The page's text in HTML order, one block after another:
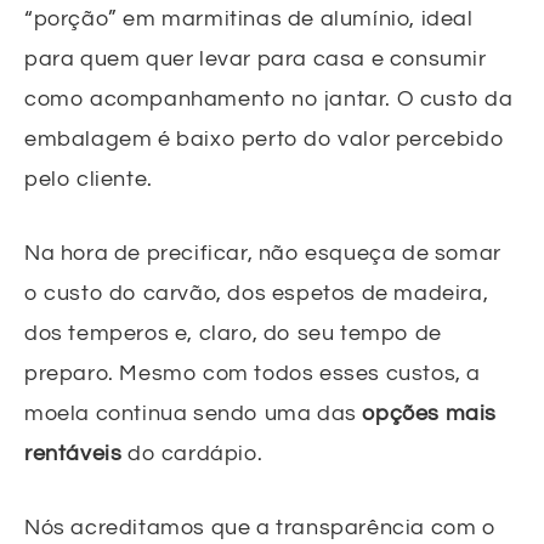
“porção” em marmitinas de alumínio, ideal
para quem quer levar para casa e consumir
como acompanhamento no jantar. O custo da
embalagem é baixo perto do valor percebido
pelo cliente.
Na hora de precificar, não esqueça de somar
o custo do carvão, dos espetos de madeira,
dos temperos e, claro, do seu tempo de
preparo. Mesmo com todos esses custos, a
moela continua sendo uma dasopções mais
rentáveis do cardápio.
Nós acreditamos que a transparência com o